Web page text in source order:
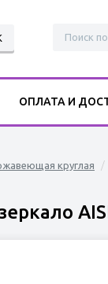
круглая
ОПЛАТА И